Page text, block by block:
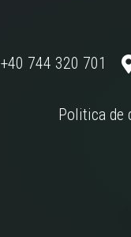
+40 744 320 701
Politica de